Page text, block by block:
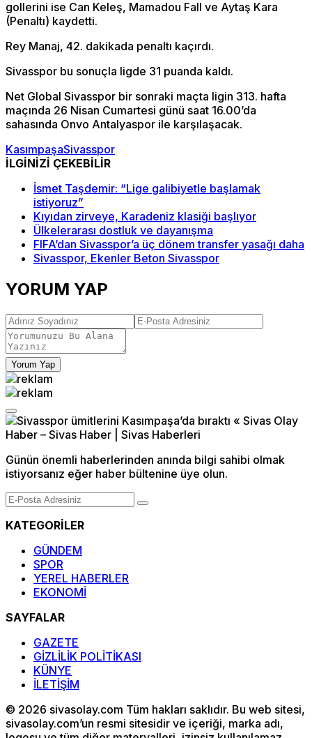
gollerini ise Can Keleş, Mamadou Fall ve Aytaş Kara
(Penaltı) kaydetti.
Rey Manaj, 42. dakikada penaltı kaçırdı.
Sivasspor bu sonuçla ligde 31 puanda kaldı.
Net Global Sivasspor bir sonraki maçta ligin 313. hafta
maçında 26 Nisan Cumartesi günü saat 16.00’da
sahasında Onvo Antalyaspor ile karşılaşacak.
KasımpaşaSivasspor
İLGİNİZİ ÇEKEBİLİR
İsmet Taşdemir: “Lige galibiyetle başlamak
istiyoruz”
Kıyıdan zirveye, Karadeniz klasiği başlıyor
Ülkelerarası dostluk ve dayanışma
FIFA’dan Sivasspor’a üç dönem transfer yasağı daha
Sivasspor, Ekenler Beton Sivasspor
YORUM YAP
Yorum Yap
Günün önemli haberlerinden anında bilgi sahibi olmak
istiyorsanız eğer haber bültenine üye olun.
KATEGORİLER
GÜNDEM
SPOR
YEREL HABERLER
EKONOMİ
SAYFALAR
GAZETE
GİZLİLİK POLİTİKASI
KÜNYE
İLETİŞİM
© 2026 sivasolay.com Tüm hakları saklıdır. Bu web sitesi,
sivasolay.com’un resmi sitesidir ve içeriği, marka adı,